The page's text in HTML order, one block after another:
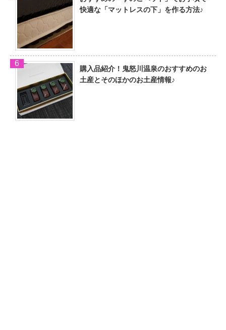
快適な「マットレスの下」を作る方法♪
購入品紹介！鬼怒川温泉のおすすめのお
土産とそのほかのお土産情報♪